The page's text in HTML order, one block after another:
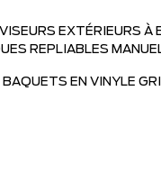
EXTÉRIEURS À
REPLIABLES
BAQUETS EN VINYLE